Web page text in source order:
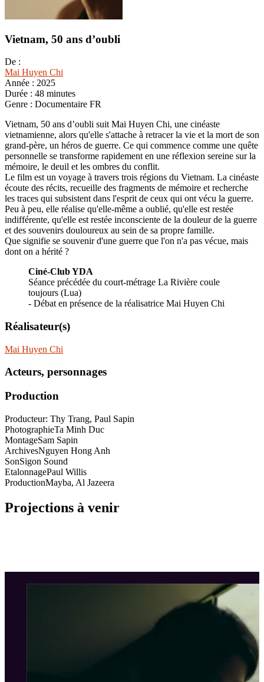
Vietnam, 50 ans d’oubli
De :
Mai Huyen Chi
Année : 2025
Durée : 48 minutes
Genre : Documentaire FR
Vietnam, 50 ans d’oubli suit Mai Huyen Chi, une cinéaste
vietnamienne, alors qu'elle s'attache à retracer la vie et la mort de son
grand-père, un héros de guerre. Ce qui commence comme une quête
personnelle se transforme rapidement en une réflexion sereine sur la
mémoire, le deuil et les ombres du conflit.
Le film est un voyage à travers trois régions du Vietnam. La cinéaste
écoute des récits, recueille des fragments de mémoire et recherche
les traces qui subsistent dans l'esprit de ceux qui ont vécu la guerre.
Peu à peu, elle réalise qu'elle-même a oublié, qu'elle est restée
indifférente, qu'elle est restée inconsciente de la douleur de la guerre
et des souvenirs douloureux au sein de sa propre famille.
Que signifie se souvenir d'une guerre que l'on n'a pas vécue, mais
dont on a hérité ?
Ciné-Club YDA
Séance précédée du court-métrage La Rivière coule
toujours (Lua)
- Débat en présence de la réalisatrice Mai Huyen Chi
Réalisateur(s)
Mai Huyen Chi
Acteurs, personnages
Production
Producteur: Thy Trang, Paul Sapin
PhotographieTa Minh Duc
MontageSam Sapin
ArchivesNguyen Hong Anh
SonSigon Sound
EtalonnagePaul Willis
ProductionMayba, Al Jazeera
Projections à venir